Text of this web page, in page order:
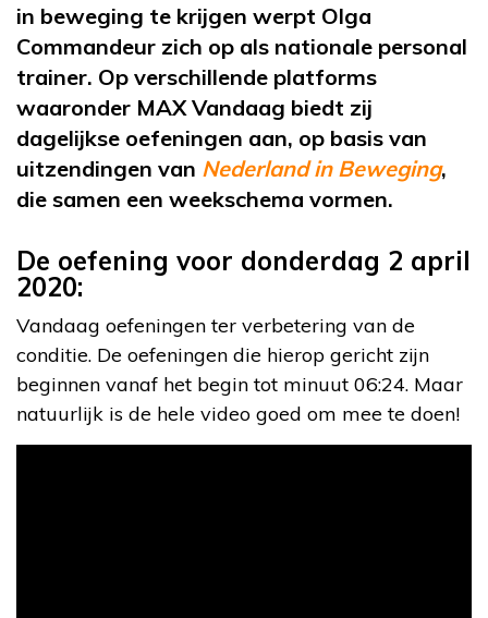
in beweging te krijgen werpt Olga
Commandeur zich op als nationale personal
trainer. Op verschillende platforms
waaronder MAX Vandaag biedt zij
dagelijkse oefeningen aan, op basis van
uitzendingen van Nederland in Beweging,
die samen een weekschema vormen.
De oefening voor donderdag 2 april
2020:
Vandaag oefeningen ter verbetering van de
conditie. De oefeningen die hierop gericht zijn
beginnen vanaf het begin tot minuut 06:24. Maar
natuurlijk is de hele video goed om mee te doen!